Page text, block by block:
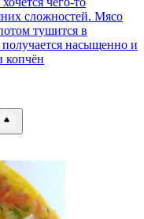
сложностей. Мясо
тушится в
насыщенно и
копчён